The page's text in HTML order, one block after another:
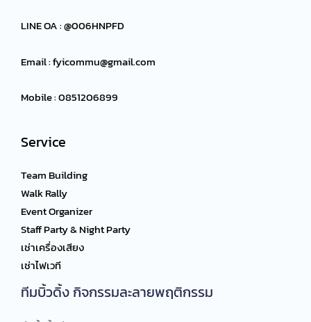
LINE OA : @006HNPFD
Email :fyicommu@gmail.com
Mobile : 0851206899
Service
Team Building
Walk Rally
Event Organizer
Staff Party & Night Party
เช่าเครื่องเสียง
เช่าไฟเวที
ทีมบิ้วดิ้ง กิจกรรมละลายพฤติกรรม